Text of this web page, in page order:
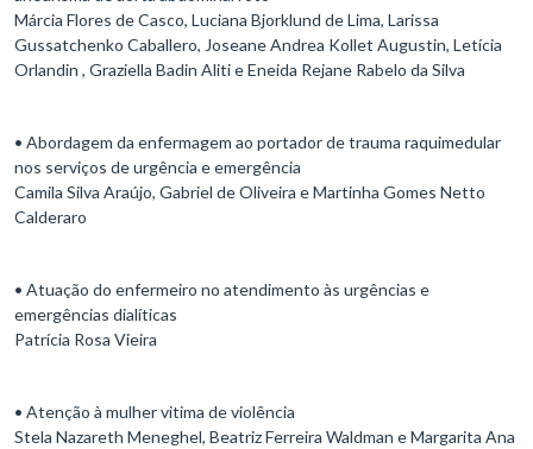
Márcia Flores de Casco, Luciana Bjorklund de Lima, Larissa
Gussatchenko Caballero, Joseane Andrea Kollet Augustin, Letícia
Orlandin , Graziella Badin Aliti e Eneida Rejane Rabelo da Silva
• Abordagem da enfermagem ao portador de trauma raquimedular
nos serviços de urgência e emergência
Camila Silva Araújo, Gabriel de Oliveira e Martinha Gomes Netto
Calderaro
• Atuação do enfermeiro no atendimento às urgências e
emergências dialíticas
Patrícia Rosa Vieira
• Atenção à mulher vitima de violência
Stela Nazareth Meneghel, Beatriz Ferreira Waldman e Margarita Ana